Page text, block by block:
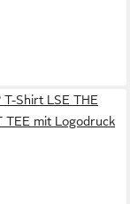
T-Shirt LSE THE
TEE mit Logodruck